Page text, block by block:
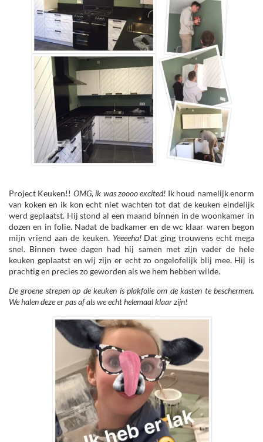
Project Keuken!! OMG, ik was zoooo excited! Ik houd namelijk enorm
van koken en ik kon echt niet wachten tot dat de keuken eindelijk
werd geplaatst. Hij stond al een maand binnen in de woonkamer in
dozen en in folie. Nadat de badkamer en de wc klaar waren begon
mijn vriend aan de keuken. Yeeeeha!Dat ging trouwens echt mega
snel. Binnen twee dagen had hij samen met zijn vader de hele
keuken geplaatst en wij zijn er echt zo ongelofelijk blij mee. Hij is
prachtig en precies zo geworden als we hem hebben wilde.
De groene strepen op de keuken is plakfolie om de kasten te beschermen.
We halen deze er pas af als we echt helemaal klaar zijn!